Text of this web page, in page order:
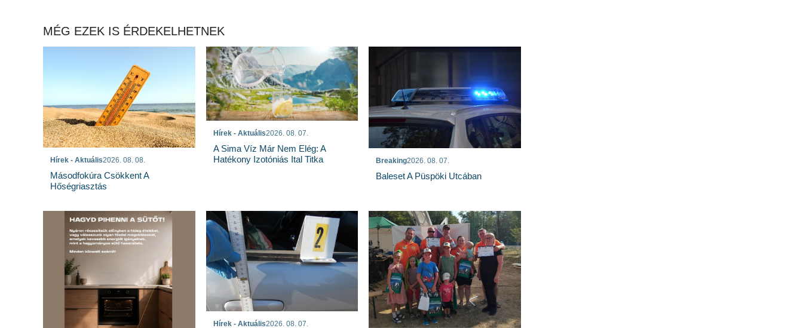
MÉG EZEK IS ÉRDEKELHETNEK
Hírek - Aktuális2026. 08. 08.
Másodfokúra Csökkent A
Hőségriasztás
Hírek - Aktuális2026. 08. 07.
A Sima Víz Már Nem Elég: A
Hatékony Izotóniás Ital Titka
Breaking2026. 08. 07.
Baleset A Püspöki Utcában
Hírek - Aktuális2026. 08. 07.